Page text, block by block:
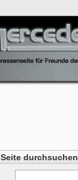
Seite durchsuchen